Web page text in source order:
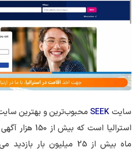
سایت SEEK محبوب‌ترین و بهترین
استرالیا است که